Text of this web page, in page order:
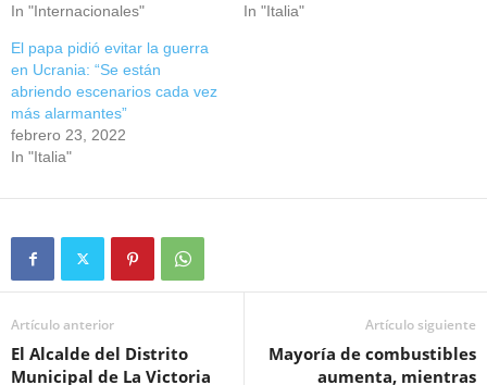
In "Internacionales"
In "Italia"
El papa pidió evitar la guerra
en Ucrania: “Se están
abriendo escenarios cada vez
más alarmantes”
febrero 23, 2022
In "Italia"
Artículo anterior
El Alcalde del Distrito
Municipal de La Victoria
Artículo siguiente
Mayoría de combustibles
aumenta, mientras